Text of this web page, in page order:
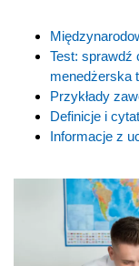
Test: sprawdź
menedżerska
Przykłady
Definicje i
Informacje z